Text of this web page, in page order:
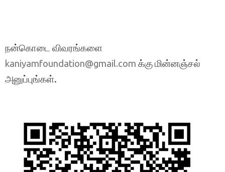
நன்கொடை விவரங்களை
kaniyamfoundation@gmail.com க்கு மின்னஞ்சல்
அனுப்புங்கள்.